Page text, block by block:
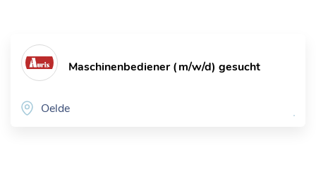
Maschinenbediener (m/w/d) gesucht
Oelde